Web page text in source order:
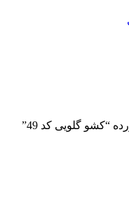
گلویی کد 49”